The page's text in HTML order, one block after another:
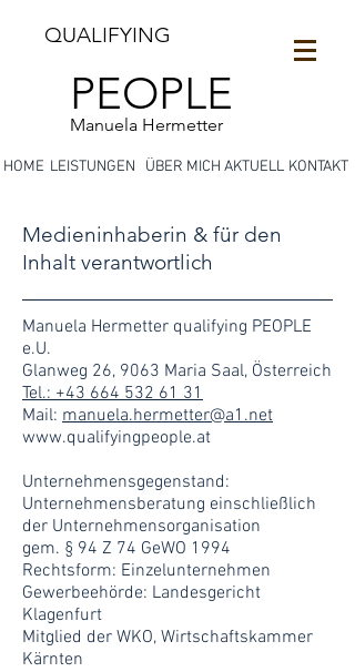
QUALIFYING
PEOPLE
Manuela Hermetter
HOME LEISTUNGEN ÜBER MICH AKTUELL KONTAKT
Medieninhaberin & für den
Inhalt verantwortlich
Manuela Hermetter qualifying PEOPLE
e.U.
Glanweg 26, 9063 Maria Saal, Österreich
Tel.: +43 664 532 61 31
Mail: manuela.hermetter@a1.net
www.qualifyingpeople.at
Unternehmensgegenstand:
Unternehmensberatung einschließlich
der Unternehmensorganisation
gem. § 94 Z 74 GeWO 1994
Rechtsform: Einzelunternehmen
Gewerbeehörde: Landesgericht
Klagenfurt
Mitglied der WKO, Wirtschaftskammer
Kärnten